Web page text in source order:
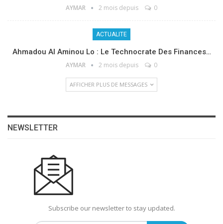
AYMAR 2 mois depuis 0
ACTUALITE
Ahmadou Al Aminou Lo : Le Technocrate Des Finances…
AYMAR 2 mois depuis 0
AFFICHER PLUS DE MESSAGES
NEWSLETTER
Subscribe our newsletter to stay updated.